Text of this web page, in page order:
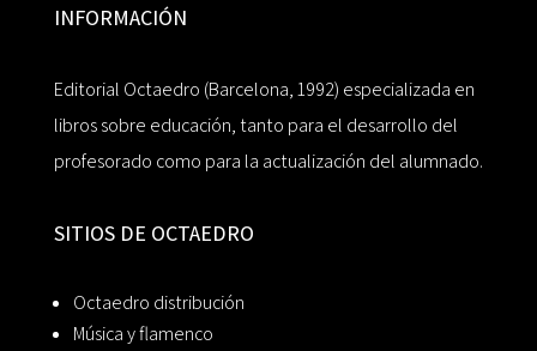
INFORMACIÓN
Editorial Octaedro (Barcelona, 1992) especializada en
libros sobre educación, tanto para el desarrollo del
profesorado como para la actualización del alumnado.
SITIOS DE OCTAEDRO
Octaedro distribución
Música y flamenco